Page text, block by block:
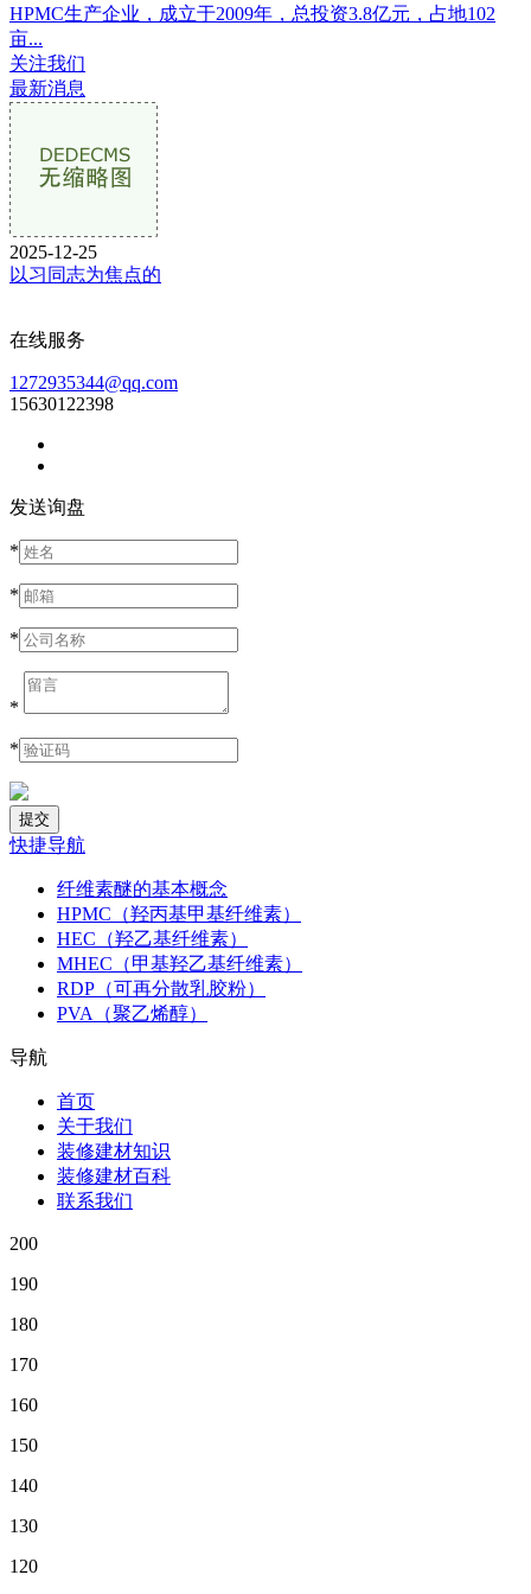
HPMC生产企业，成立于2009年，总投资3.8亿元，占地102
亩...
关注我们
最新消息
2025-12-25
以习同志为焦点的
在线服务
1272935344@qq.com
15630122398
发送询盘
*
*
*
*
*
快捷导航
纤维素醚的基本概念
HPMC（羟丙基甲基纤维素）
HEC（羟乙基纤维素）
MHEC（甲基羟乙基纤维素）
RDP（可再分散乳胶粉）
PVA（聚乙烯醇）
导航
首页
关于我们
装修建材知识
装修建材百科
联系我们
200
190
180
170
160
150
140
130
120